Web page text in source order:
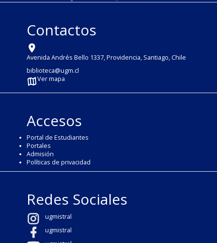
Contactos
Avenida Andrés Bello 1337, Providencia, Santiago, Chile
biblioteca@ugm.cl
Ver mapa
Accesos
Portal de Estudiantes
Portales
Admisión
Políticas de privacidad
Redes Sociales
ugmistral
ugmistral